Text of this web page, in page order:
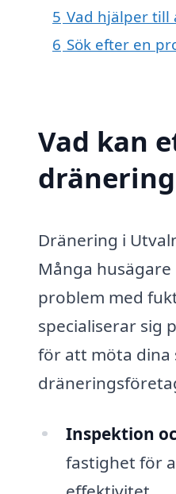
5 Vad hjälper till
6 Sök efter en
Vad kan
Dränering i
Många
problem med
specialiserar sig
för att möta dina
Inspektion
fastighet för